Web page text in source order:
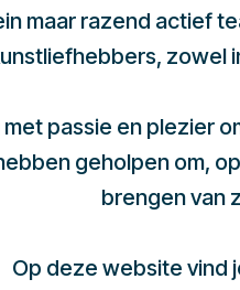
maar razend actief
zowel
passie en plezier
geholpen om,
brengen van
Op deze website vind